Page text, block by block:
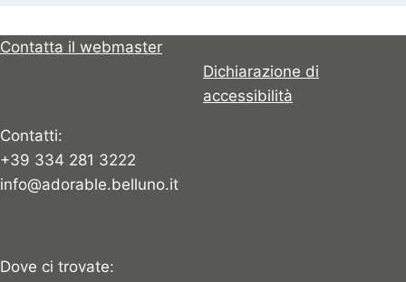
Contatta il webmaster
Dichiarazione di
accessibilità
Contatti:
+39 334 281 3222
info@adorable.belluno.it
Dove ci trovate: